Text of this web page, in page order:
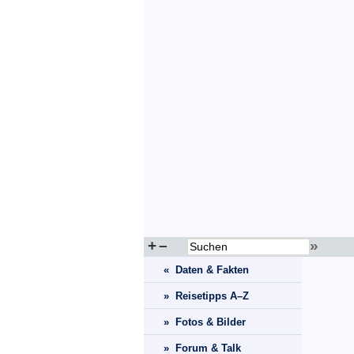
+– »
« Daten & Fakten
» Reisetipps A–Z
» Fotos & Bilder
» Forum & Talk